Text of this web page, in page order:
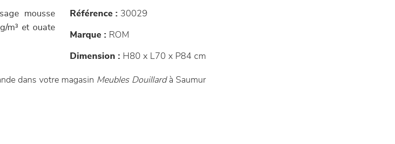
mousse
m³ et ouate
Référence : 30029
Marque : ROM
Dimension : H80 x L70 x P84 cm
dans votre magasin Meubles Douillardà Saumur